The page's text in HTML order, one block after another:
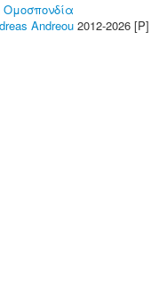
Ομοσπονδία
Andreou 2012-2026 [P]